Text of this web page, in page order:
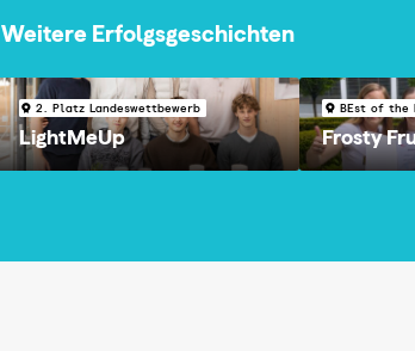
Weitere Erfolgsgeschichten
2. Platz Landeswettbewerb
LightMeUp
BEst of the
Frosty